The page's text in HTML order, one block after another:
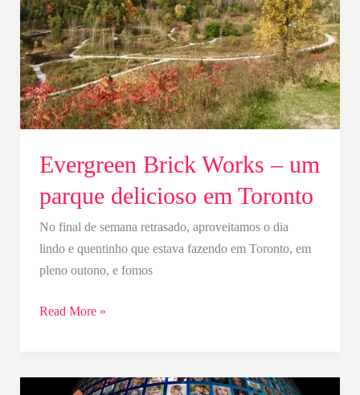
Evergreen Brick Works – um
parque delicioso em Toronto
No final de semana retrasado, aproveitamos o dia
lindo e quentinho que estava fazendo em Toronto, em
pleno outono, e fomos
parque
delicioso
em
Toronto
Read More »
Diversidade